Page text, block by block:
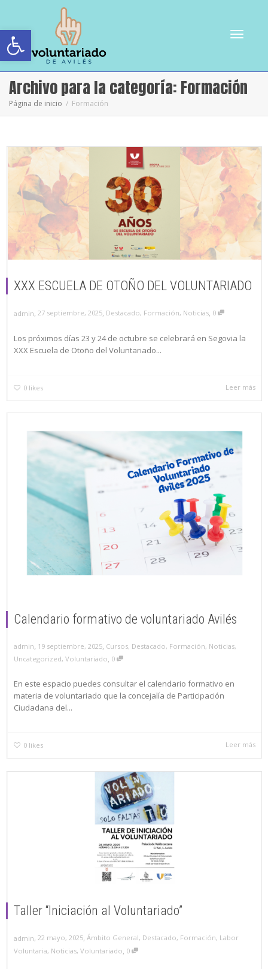
Abrir barra de herramientas
Archivo para la categoría: Formación
Página de inicio Formación
XXX ESCUELA DE OTOÑO DEL VOLUNTARIADO
admin, 27 septiembre, 2025, Destacado, Formación, Noticias, 0
Los próximos días 23 y 24 de octubre se celebrará en Segovia la
XXX Escuela de Otoño del Voluntariado...
0 likes Leer más
Calendario formativo de voluntariado Avilés
admin, 19 septiembre, 2025, Cursos, Destacado, Formación, Noticias,
Uncategorized, Voluntariado, 0
En este espacio puedes consultar el calendario formativo en
materia de voluntariado que la concejalía de Participación
Ciudadana del...
0 likes Leer más
Taller “Iniciación al Voluntariado”
admin, 22 mayo, 2025, Ámbito General, Destacado, Formación, Labor
Voluntaria, Noticias, Voluntariado, 0